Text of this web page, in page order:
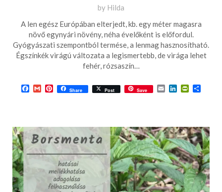
Posted
2016-
06-
28
by Hilda
A len egész Európában elterjedt, kb. egy méter magasra
növő egynyári növény, néha évelőként is előfordul.
Gyógyászati szempontból termése, a lenmag hasznosítható.
Égszínkék virágú változata a legismertebb, de virága lehet
fehér, rózsaszín…
Facebook
GmailPinterest
Share Post Save EmailLinkedIn